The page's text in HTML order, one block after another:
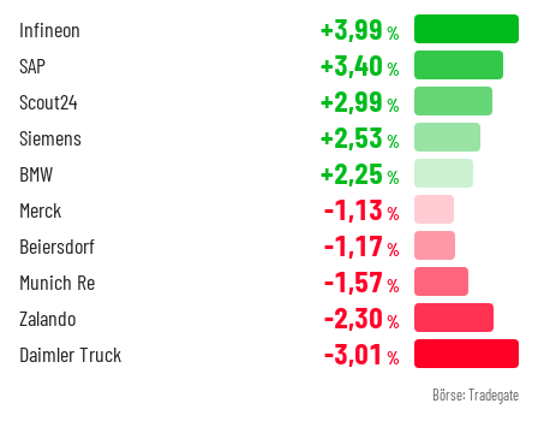
Infineon +3,99 %
SAP +3,40 %
Scout24 +2,99 %
Siemens +2,53 %
BMW +2,25 %
Merck -1,13 %
Beiersdorf -1,17 %
Munich Re -1,57 %
Zalando -2,30 %
Daimler Truck -3,01 %
Börse: Tradegate